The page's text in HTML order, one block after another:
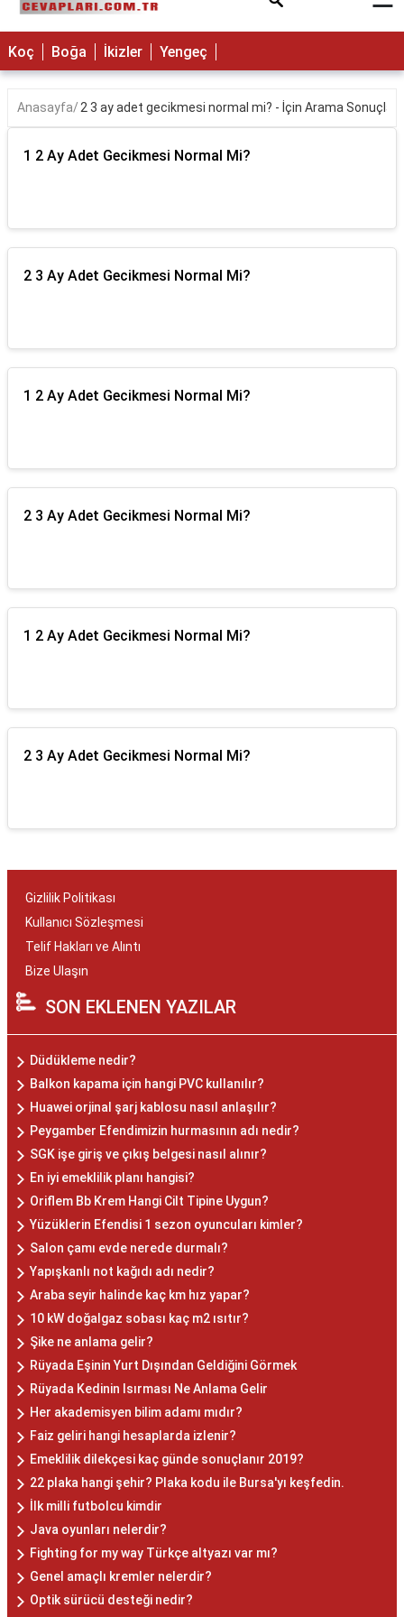
×
Koç Boğa İkizler Yengeç
Anasayfa 2 3 ay adet gecikmesi normal mi? - İçin Arama Sonuçları
1 2 Ay Adet Gecikmesi Normal Mi?
2 3 Ay Adet Gecikmesi Normal Mi?
1 2 Ay Adet Gecikmesi Normal Mi?
2 3 Ay Adet Gecikmesi Normal Mi?
1 2 Ay Adet Gecikmesi Normal Mi?
2 3 Ay Adet Gecikmesi Normal Mi?
Gizlilik Politikası
Kullanıcı Sözleşmesi
Telif Hakları ve Alıntı
Bize Ulaşın
SON EKLENEN YAZILAR
Düdükleme nedir?
Balkon kapama için hangi PVC kullanılır?
Huawei orjinal şarj kablosu nasıl anlaşılır?
Peygamber Efendimizin hurmasının adı nedir?
SGK işe giriş ve çıkış belgesi nasıl alınır?
En iyi emeklilik planı hangisi?
Oriflem Bb Krem Hangi Cilt Tipine Uygun?
Yüzüklerin Efendisi 1 sezon oyuncuları kimler?
Salon çamı evde nerede durmalı?
Yapışkanlı not kağıdı adı nedir?
Araba seyir halinde kaç km hız yapar?
10 kW doğalgaz sobası kaç m2 ısıtır?
Şike ne anlama gelir?
Rüyada Eşinin Yurt Dışından Geldiğini Görmek
Rüyada Kedinin Isırması Ne Anlama Gelir
Her akademisyen bilim adamı mıdır?
Faiz geliri hangi hesaplarda izlenir?
Emeklilik dilekçesi kaç günde sonuçlanır 2019?
22 plaka hangi şehir? Plaka kodu ile Bursa'yı keşfedin.
İlk milli futbolcu kimdir
Java oyunları nelerdir?
Fighting for my way Türkçe altyazı var mı?
Genel amaçlı kremler nelerdir?
Optik sürücü desteği nedir?